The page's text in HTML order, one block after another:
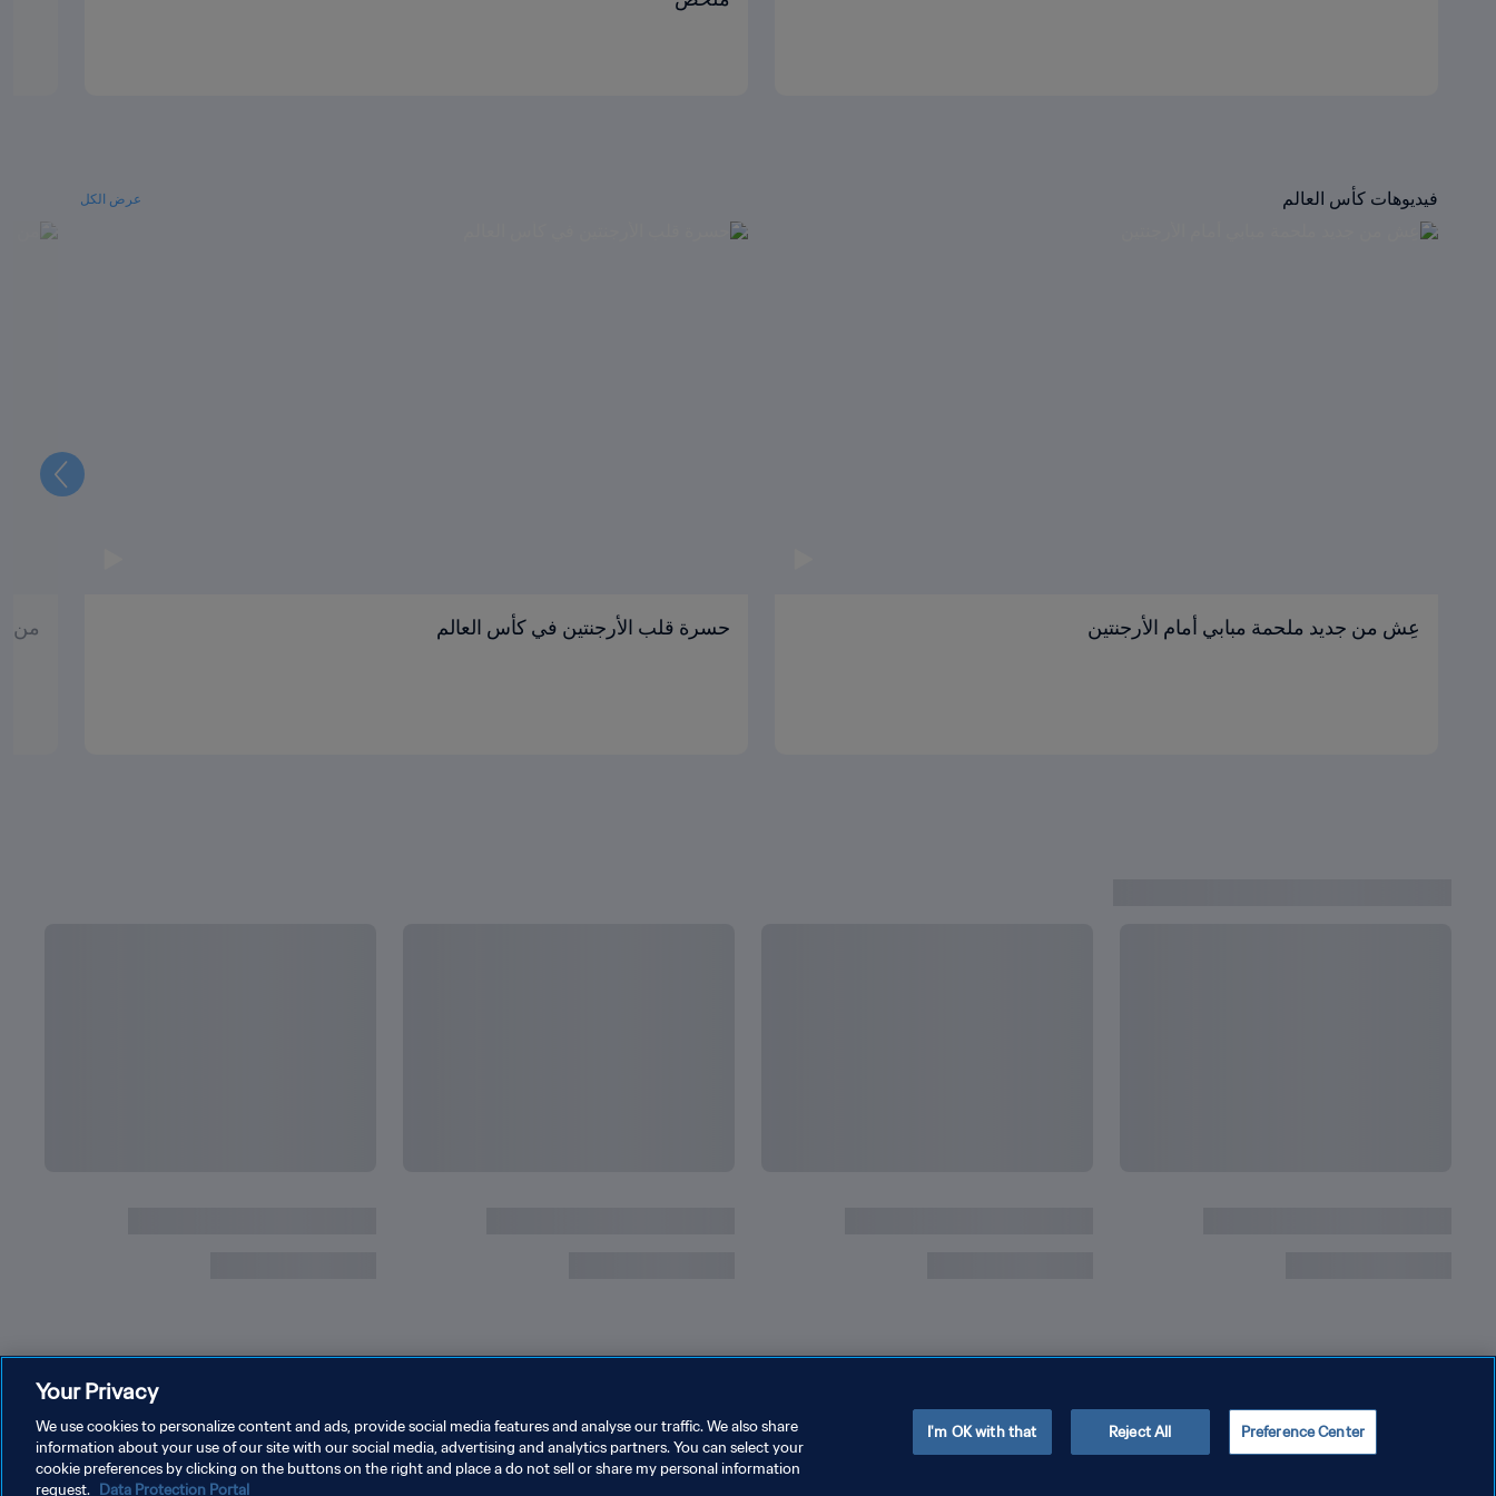
فيديوهات كأس العالم عرض الكل
عِش من جديد ملحمة مبابي أمام الأرجنتين حسرة قلب الأرجنتين في كأس العالم من
التالي
Your Privacy
We use cookies to personalize content and ads, provide social media features and analyse our traffic. We also share
information about your use of our site with our social media, advertising and analytics partners. You can select your
cookie preferences by clicking on the buttons on the right and place a do not sell or share my personal information
request. Data Protection Portal
Preference Center
Reject All
I'm OK with that